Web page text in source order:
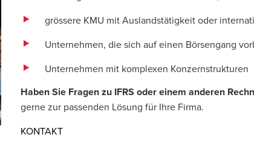
grössere KMU mit Auslandstätigkeit oder
Unternehmen, die sich auf einen Börsengang
Unternehmen mit komplexen Konzernstrukturen
Haben Sie Fragen zu IFRS oder einem anderen
gerne zur passenden Lösung für Ihre Firma.
KONTAKTOpens in a new window/tab